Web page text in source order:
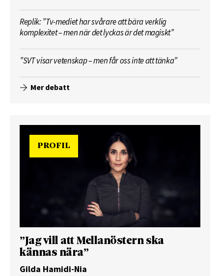
Replik: ”Tv-mediet har svårare att bära verklig
komplexitet – men när det lyckas är det magiskt”
”SVT visar vetenskap – men får oss inte att tänka”
Mer debatt
PROFIL
”Jag vill att Mellanöstern ska
kännas nära”
Gilda Hamidi-Nia